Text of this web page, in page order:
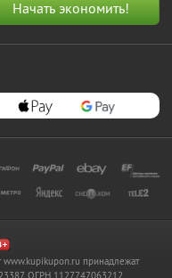
www.kupikupon.ru принадлежат
ОГРН 1127747063212